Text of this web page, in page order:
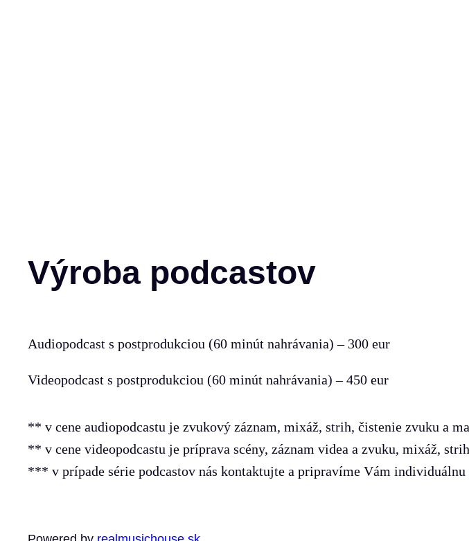
Výroba podcastov
Audiopodcast s postprodukciou (60 minút nahrávania) – 300 eur
Videopodcast s postprodukciou (60 minút nahrávania) – 450 eur
** v cene audiopodcastu je zvukový záznam, mixáž, strih, čistenie zvuku a
** v cene videopodcastu je príprava scény, záznam videa a zvuku, mixáž,
*** v prípade série podcastov nás kontaktujte a pripravíme Vám individuálnu